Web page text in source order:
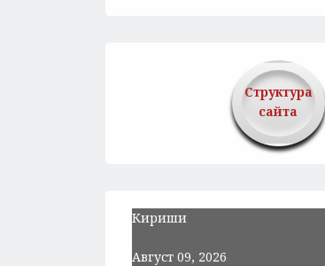
Структура
сайта
Кириши
Август 09, 2026